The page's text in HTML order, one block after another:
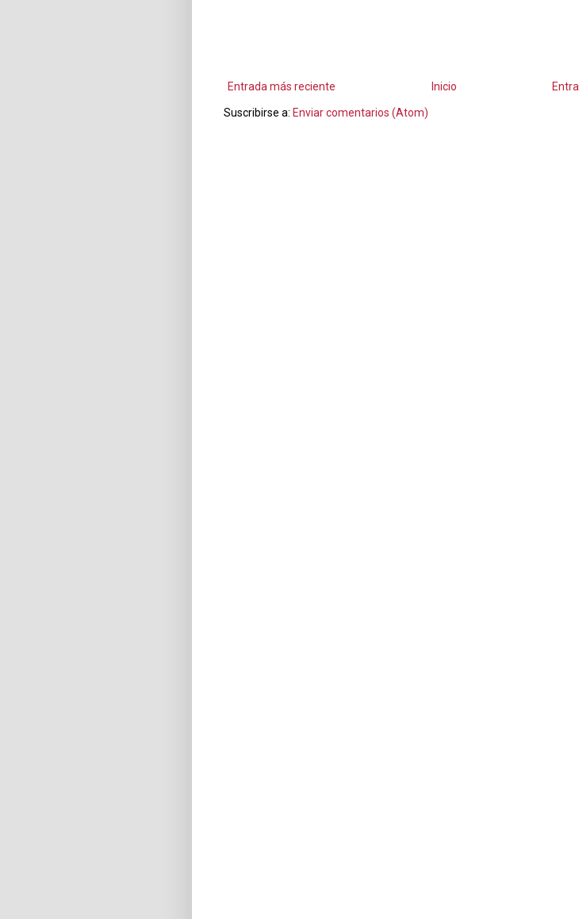
Entrada más reciente Inicio
Suscribirse a: Enviar comentarios (Atom)